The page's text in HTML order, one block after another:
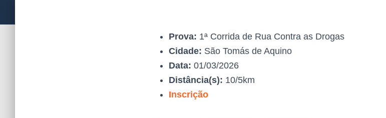
Prova: 1ª Corrida de Rua Contra as Drogas
Cidade: São Tomás de Aquino
Data: 01/03/2026
Distância(s): 10/5km
Inscrição